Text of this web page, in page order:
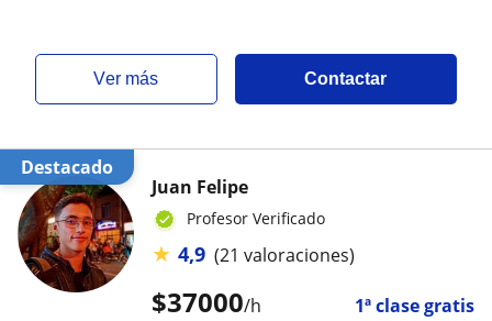
ver más Contactar
Destacado
$37000/h 1ª clase gratis
Juan Felipe
Profesor Verificado
★ 4,9 (21 valoraciones)